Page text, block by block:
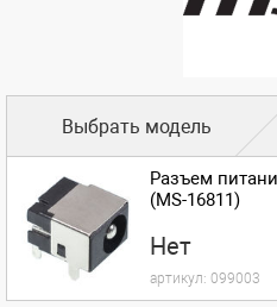
Выбрать модель
Разъем
(MS-16811)
Нет
артикул: 099003